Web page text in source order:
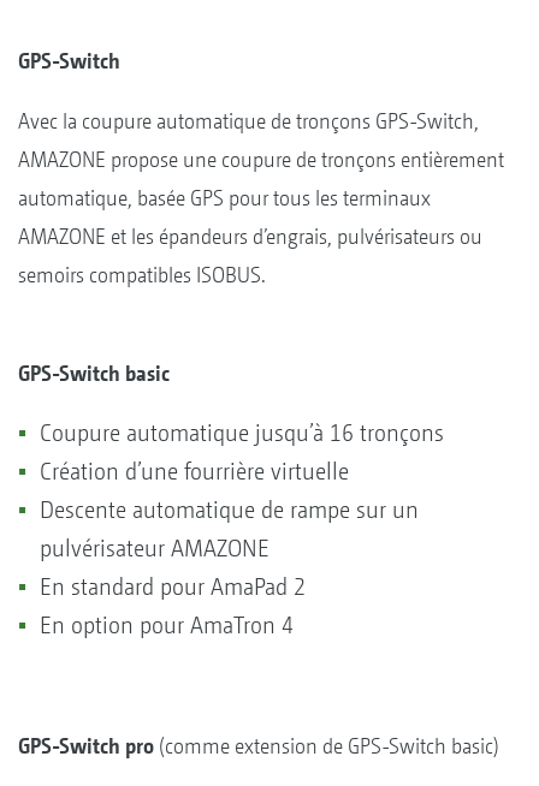
GPS-Switch
Avec la coupure automatique de tronçons GPS-Switch,
AMAZONE propose une coupure de tronçons entièrement
automatique, basée GPS pour tous les terminaux
AMAZONE et les épandeurs d’engrais, pulvérisateurs ou
semoirs compatibles ISOBUS.
GPS-Switch basic
Coupure automatique jusqu’à 16 tronçons
Création d’une fourrière virtuelle
Descente automatique de rampe sur un
pulvérisateur AMAZONE
En standard pour AmaPad 2
En option pour AmaTron 4
GPS-Switch pro (comme extension de GPS-Switch basic)